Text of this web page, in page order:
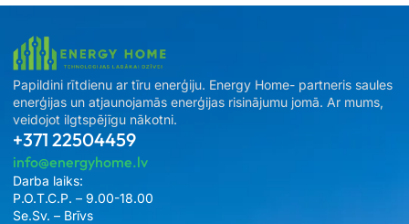
Papildini rītdienu ar tīru enerģiju. Energy Home- partneris saules
enerģijas un atjaunojamās enerģijas risinājumu jomā. Ar mums,
veidojot ilgtspējīgu nākotni.
+371 22504459
info@energyhome.lv
Darba laiks:
P.O.T.C.P. – 9.00-18.00
Se.Sv. – Brīvs